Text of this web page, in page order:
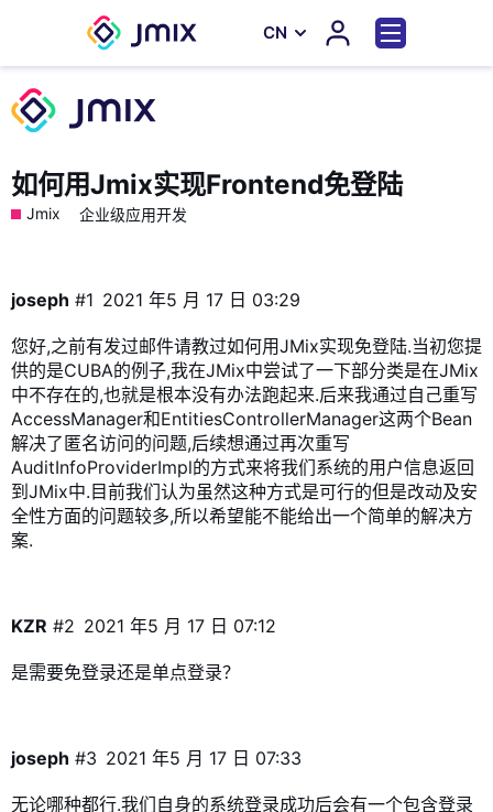
СN
如何用Jmix实现Frontend免登陆
Jmix 企业级应用开发
joseph 2021 年5 月 17 日 03:29
#1
您好,之前有发过邮件请教过如何用JMix实现免登陆.当初您提
供的是CUBA的例子,我在JMix中尝试了一下部分类是在JMix
中不存在的,也就是根本没有办法跑起来.后来我通过自己重写
AccessManager和EntitiesControllerManager这两个Bean
解决了匿名访问的问题,后续想通过再次重写
AuditInfoProviderImpl的方式来将我们系统的用户信息返回
到JMix中.目前我们认为虽然这种方式是可行的但是改动及安
全性方面的问题较多,所以希望能不能给出一个简单的解决方
案.
KZR 2021 年5 月 17 日 07:12
#2
是需要免登录还是单点登录？
joseph 2021 年5 月 17 日 07:33
#3
无论哪种都行.我们自身的系统登录成功后会有一个包含登录